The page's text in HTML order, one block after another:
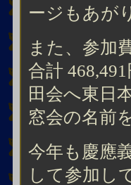
ージもあが
また、参加
合計
田会へ東日
窓会の名前
今年も慶應
して参加し